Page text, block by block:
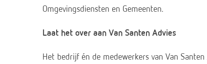
Omgevingsdiensten en Gemeenten.
Laat het over aan Van Santen Advies
Het bedrijf én de medewerkers van Van